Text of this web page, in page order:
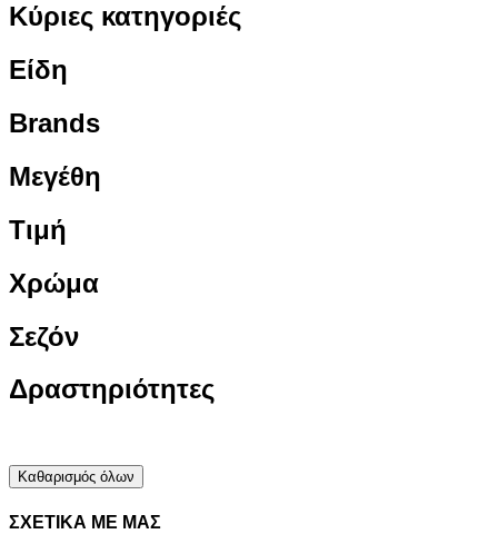
Κύριες κατηγοριές
Είδη
Brands
Μεγέθη
Τιμή
Χρώμα
Σεζόν
Δραστηριότητες
Καθαρισμός όλων
ΣΧΕΤΙΚΑ ΜΕ ΜΑΣ